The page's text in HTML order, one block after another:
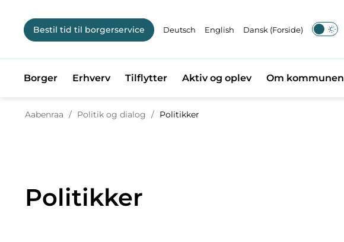
Bestil tid til borgerservice Deutsch English Dansk (Forside)
Borger Erhverv Tilflytter Aktiv og oplev Om kommunen
Aabenraa / Tilbage til
Politik og dialog / Politikker
Politikker